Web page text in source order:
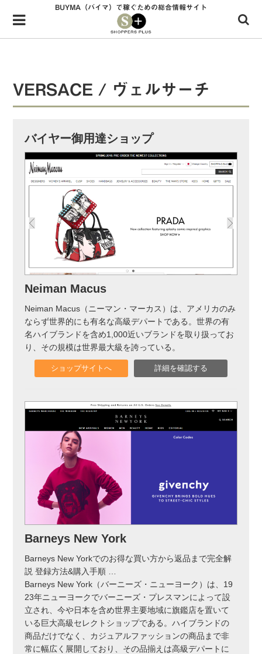
Menu
HOME
34歳独身OLバイマ実践記
ファッショントレンドを発信！SP通信
BUYMAで人気のブランド
BUYMAの売れ筋商品
実録！海外ショップで買ってみた！
パーソナルショッパー指南書
BUYMA（バイマ）で稼ぐための総合情報サイト
VERSACE / ヴェルサーチ
バイヤー御用達ショップ
Neiman Macus
Neiman Macus（ニーマン・マーカス）は、アメリカのみ
ならず世界的にも有名な高級デパートである。世界の有
名ハイブランドを含め1,000近いブランドを取り扱ってお
り、その規模は世界最大級を誇っている。
ショップサイトへ 詳細を確認する
Barneys New York
Barneys New Yorkでのお得な買い方から返品まで完全解
説 登録方法&購入手順
Barneys New York（バーニーズ・ニューヨーク）は、19
23年ニューヨークでバーニーズ・プレスマンによって設
立され、今や日本を含め世界主要地域に旗鑑店を置いて
いる巨大高級セレクトショップである。ハイブランドの
商品だけでなく、カジュアルファッションの商品まで非
常に幅広く展開しており、その品揃えは高級デパートに